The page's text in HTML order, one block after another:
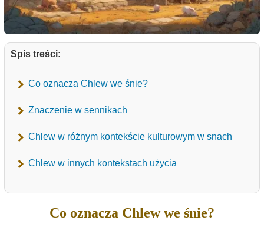
Spis treści:
Co oznacza Chlew we śnie?
Znaczenie w sennikach
Chlew w różnym kontekście kulturowym w snach
Chlew w innych kontekstach użycia
Co oznacza Chlew we śnie?